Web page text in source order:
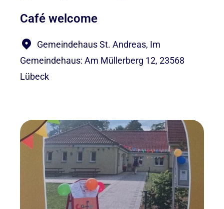
Café welcome
Gemeindehaus St. Andreas, Im
Gemeindehaus: Am Müllerberg 12, 23568
Lübeck